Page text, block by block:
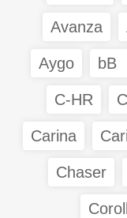
Avanza
Aygo bB
C-HR
Carina
Chaser